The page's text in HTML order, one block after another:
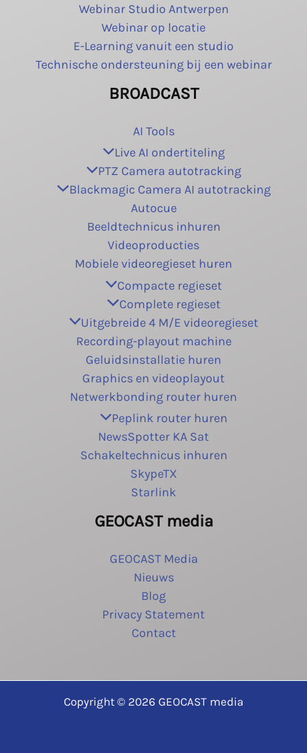
Webinar Studio Antwerpen
Webinar op locatie
E-Learning vanuit een studio
Technische ondersteuning bij een webinar
BROADCAST
AI Tools
Live AI ondertiteling
PTZ Camera autotracking
Blackmagic Camera AI autotracking
Autocue
Beeldtechnicus inhuren
Videoproducties
Mobiele videoregieset huren
Compacte regieset
Complete regieset
Uitgebreide 4 M/E videoregieset
Recording-playout machine
Geluidsinstallatie huren
Graphics en videoplayout
Netwerkbonding router huren
Peplink router huren
NewsSpotter KA Sat
Schakeltechnicus inhuren
SkypeTX
Starlink
GEOCAST media
GEOCAST Media
Nieuws
Blog
Privacy Statement
Contact
Copyright © 2026 GEOCAST media